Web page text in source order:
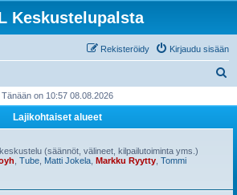
Keskustelupalsta
Kirjaudu sisään
Rekisteröidy
i
Tänään on 10:57 08.08.2026
Lajikohtaiset alueet
(säännöt, välineet, kilpailutoiminta yms.)
Tube Matti Jokela Markku Ryytty Tommi